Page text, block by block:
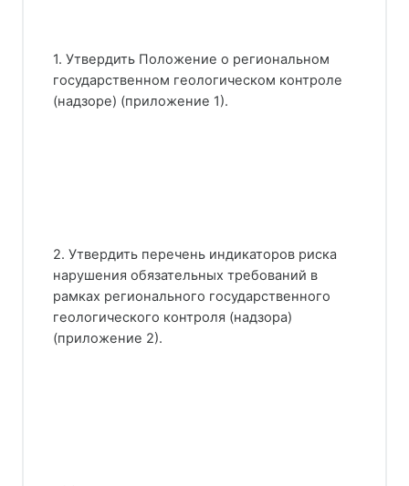
1. Утвердить Положение о региональном
государственном геологическом контроле
(надзоре) (приложение 1).
2. Утвердить перечень индикаторов риска
нарушения обязательных требований в
рамках регионального государственного
геологического контроля (надзора)
(приложение 2).